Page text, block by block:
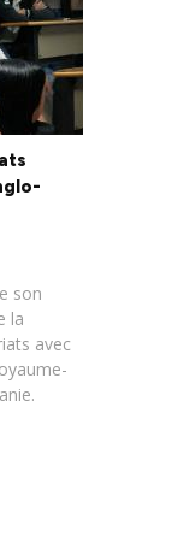
son
la
avec